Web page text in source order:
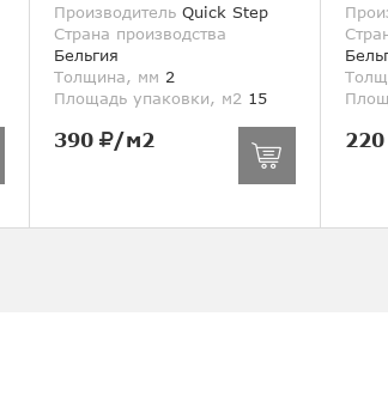
Производитель Quick Step
Страна производства
Бельгия
Толщина, мм 2
Площадь упаковки, м2 15
390 /м2 220